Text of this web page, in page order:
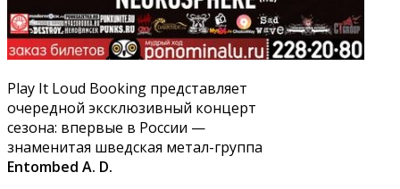
Play It Loud Booking представляет
очередной эксклюзивный концерт
сезона: впервые в России —
знаменитая шведская метал-группа
Entombed A. D.